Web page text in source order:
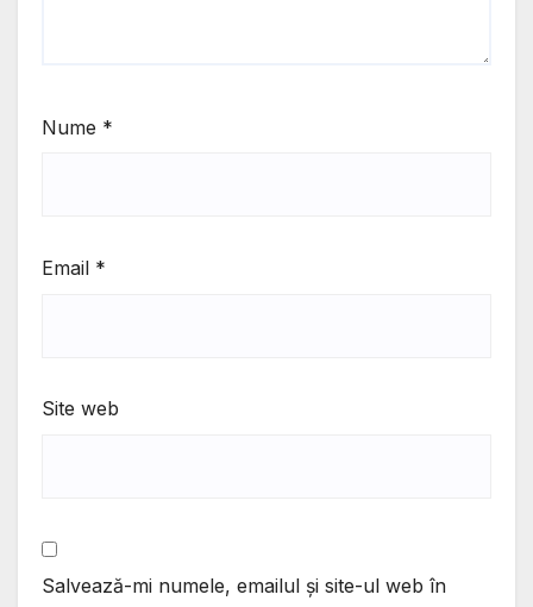
Nume *
Email *
Site web
Salvează-mi numele, emailul și site-ul web în